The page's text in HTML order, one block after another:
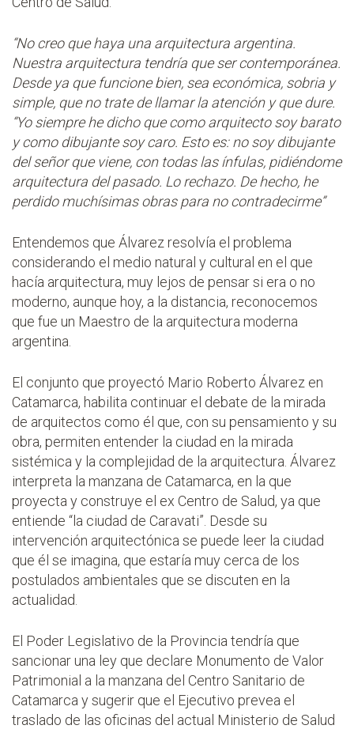
“No creo que haya una arquitectura argentina.
Nuestra arquitectura tendría que ser contemporánea.
Desde ya que funcione bien, sea económica, sobria y
simple, que no trate de llamar la atención y que dure.
“Yo siempre he dicho que como arquitecto soy barato
y como dibujante soy caro. Esto es: no soy dibujante
del señor que viene, con todas las ínfulas, pidiéndome
arquitectura del pasado. Lo rechazo. De hecho, he
perdido muchísimas obras para no contradecirme”
Entendemos que Álvarez resolvía el problema
considerando el medio natural y cultural en el que
hacía arquitectura, muy lejos de pensar si era o no
moderno, aunque hoy, a la distancia, reconocemos
que fue un Maestro de la arquitectura moderna
argentina.
El conjunto que proyectó Mario Roberto Álvarez en
Catamarca, habilita continuar el debate de la mirada
de arquitectos como él que, con su pensamiento y su
obra, permiten entender la ciudad en la mirada
sistémica y la complejidad de la arquitectura. Álvarez
interpreta la manzana de Catamarca, en la que
proyecta y construye el ex Centro de Salud, ya que
entiende “la ciudad de Caravati”. Desde su
intervención arquitectónica se puede leer la ciudad
que él se imagina, que estaría muy cerca de los
postulados ambientales que se discuten en la
actualidad.
El Poder Legislativo de la Provincia tendría que
sancionar una ley que declare Monumento de Valor
Patrimonial a la manzana del Centro Sanitario de
Catamarca y sugerir que el Ejecutivo prevea el
traslado de las oficinas del actual Ministerio de Salud